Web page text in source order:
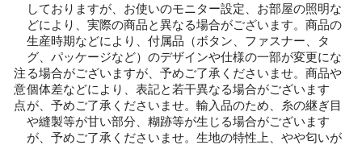
注
意
点
しておりますが、お使いのモニター設定、お部屋の照明な
どにより、実際の商品と異なる場合がございます。商品の
生産時期などにより、付属品（ボタン、ファスナー、タ
グ、パッケージなど）のデザインや仕様の一部が変更にな
る場合がございますが、予めご了承くださいませ。商品や
個体差などにより、表記と若干異なる場合がございます
が、予めご了承くださいませ。輸入品のため、糸の継ぎ目
や縫製等が甘い部分、糊跡等が生じる場合がございます
が、予めご了承くださいませ。生地の特性上、やや匂いが